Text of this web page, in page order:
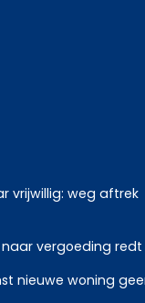
vrijwillig: weg aftrek
vergoeding
nieuwe woning